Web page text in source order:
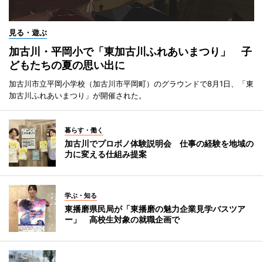
見る・遊ぶ
加古川・平岡小で「東加古川ふれあいまつり」 子
どもたちの夏の思い出に
加古川市立平岡小学校（加古川市平岡町）のグラウンドで8月1日、「東
加古川ふれあいまつり」が開催された。
暮らす・働く
加古川でプロボノ体験説明会 仕事の経験を地域の
力に変える仕組み提案
学ぶ・知る
東播磨県民局が「東播磨の魅力企業見学バスツア
ー」 高校生対象の就職企画で